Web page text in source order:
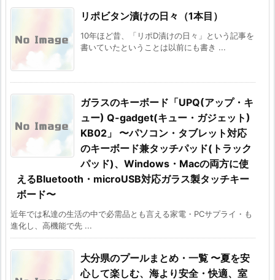
リポビタン漬けの日々（1本目）
10年ほど昔、「リポD漬けの日々」という記事を
書いていたということは以前にも書き ...
ガラスのキーボード「UPQ(アップ・キ
ュー) Q-gadget(キュー・ガジェット)
KB02」 〜パソコン・タブレット対応
のキーボード兼タッチパッド(トラック
パッド)、Windows・Macの両方に使
えるBluetooth・microUSB対応ガラス製タッチキー
ボード〜
近年では私達の生活の中で必需品とも言える家電・PCサプライ・も
進化し、高機能で先 ...
大分県のプールまとめ・一覧 〜夏を安
心して楽しむ、海より安全・快適、室